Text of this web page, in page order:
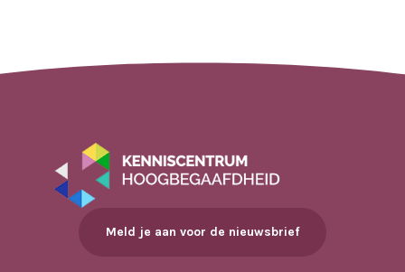
Meld je aan voor de nieuwsbrief